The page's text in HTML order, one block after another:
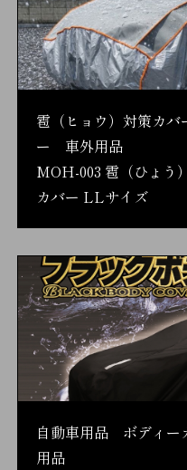
雹（ヒョウ）対策カ
ー 車外用品
MOH-003 雹（ひょう
カバー LLサイズ
自動車用品 ボディ
用品